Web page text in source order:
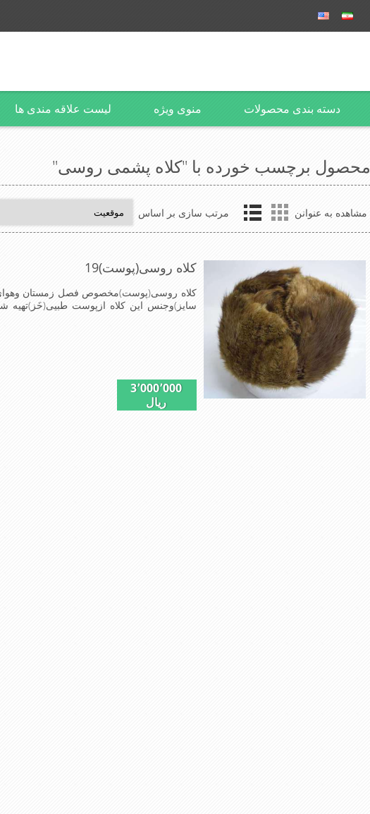
دسته بندی محصولات منوی ویژه لیست علاقه مندی ها
محصول برچسب خورده با "کلاه پشمی روسی"
مشاهده به عنوانن مرتب سازی بر اساس
کلاه روسی(پوست)19
سایز)وجنس این کلاه ازپوست
3٬000٬000
ریال